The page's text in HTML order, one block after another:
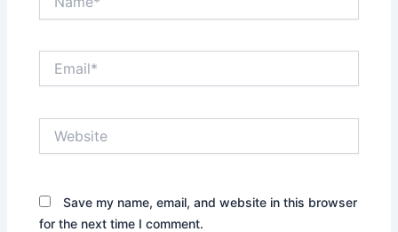
Save my name, email, and website in this browser
for the next time I comment.